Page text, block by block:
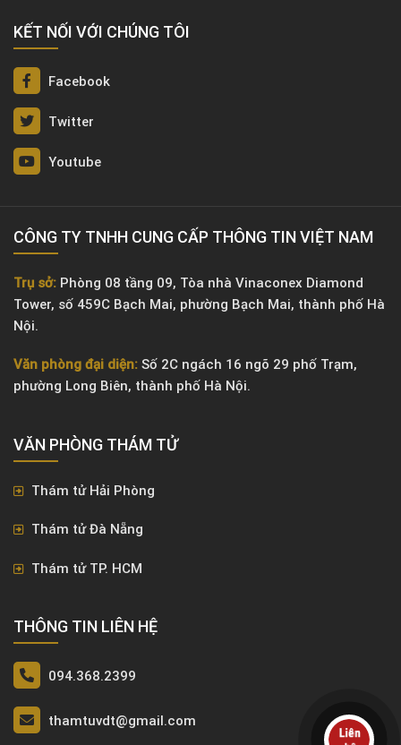
KẾT NỐI VỚI CHÚNG TÔI
Facebook
Twitter
Youtube
CÔNG TY TNHH CUNG CẤP THÔNG TIN VIỆT NAM
Trụ sở: Phòng 08 tầng 09, Tòa nhà Vinaconex Diamond
Tower, số 459C Bạch Mai, phường Bạch Mai, thành phố Hà
Nội.
Văn phòng đại diện: Số 2C ngách 16 ngõ 29 phố Trạm,
phường Long Biên, thành phố Hà Nội.
VĂN PHÒNG ​THÁM TỬ
Thám tử Hải Phòng
Thám tử Đà Nẵng
Thám tử TP. HCM
THÔNG TIN LIÊN HỆ
094.368.2399
thamtuvdt@gmail.com